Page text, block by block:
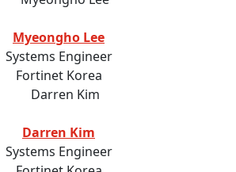
Myeongho Lee
Systems Engineer
Fortinet Korea
Darren Kim
Systems Engineer